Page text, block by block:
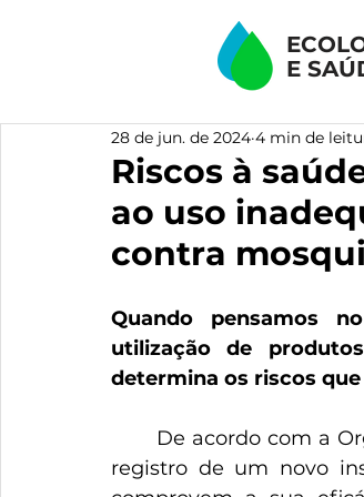
E
Riscos à
ao uso
contra
28 de jun. de 2024 4 min de
Quando pensamos
utilização de
determina os riscos
registro de um novo